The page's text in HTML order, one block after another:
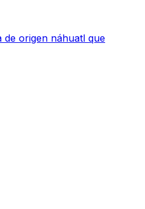
de origen náhuatl que